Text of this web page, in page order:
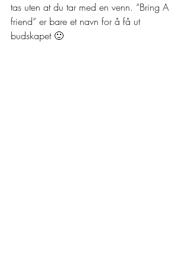
tas uten at du tar med en venn. “Bring A
friend” er bare et navn for å få ut
budskapet 🙂